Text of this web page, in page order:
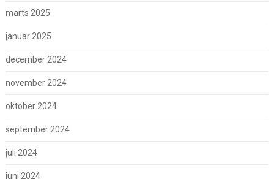
marts 2025
januar 2025
december 2024
november 2024
oktober 2024
september 2024
juli 2024
juni 2024